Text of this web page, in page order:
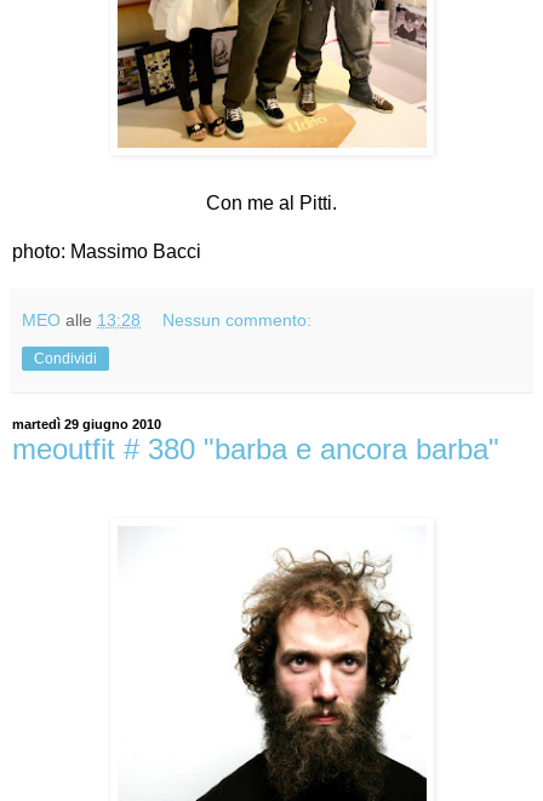
Con me al Pitti.
photo: Massimo Bacci
MEO alle 13:28 Nessun commento:
Condividi
martedì 29 giugno 2010
meoutfit # 380 "barba e ancora barba"